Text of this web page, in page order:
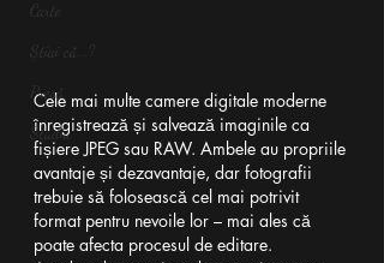
Carte
Știai că...?
Presă
Studiu
Cele mai multe camere digitale moderne
înregistrează și salvează imaginile ca
fișiere JPEG sau RAW. Ambele au propriile
avantaje și dezavantaje, dar fotografii
trebuie să folosească cel mai potrivit
format pentru nevoile lor – mai ales că
poate afecta procesul de editare.